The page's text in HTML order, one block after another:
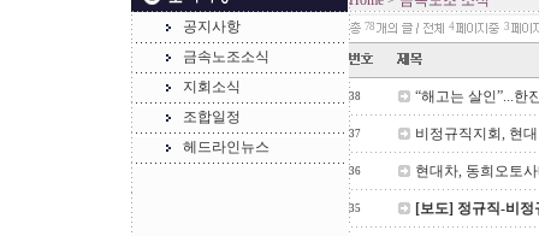
공지사항
금속노조소식
지회소식
조합일정
헤드라인뉴스
78 4 3
38 “해고는 살인”...한
37 비정규직지회, 현
36 현대차, 동희오토
35 [보도] 정규직-비